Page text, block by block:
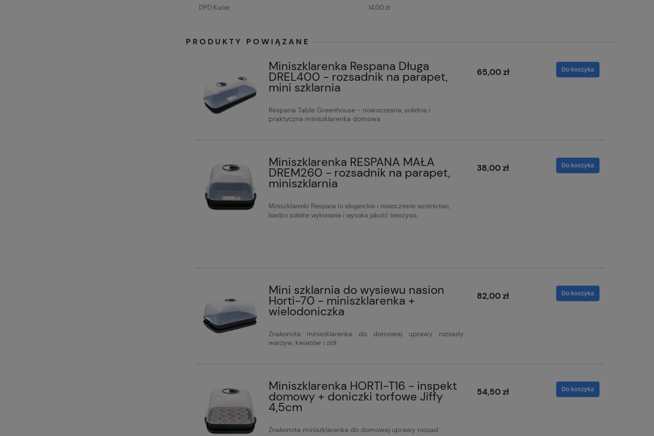
DPD Kurier 14,00 zł
PRODUKTY POWIĄZANE
Miniszklarenka Respana Długa
DREL400 - rozsadnik na parapet,
mini szklarnia
Respana Table Greenhouse - nowoczesna, solidna i
praktyczna miniszklarenka domowa
65,00 zł Do koszyka
Miniszklarenka RESPANA MAŁA
DREM260 - rozsadnik na parapet,
miniszklarnia
Miniszklarenki Respana to eleganckie i nowoczesne wzornictwo,
bardzo solidne wykonanie i wysoka jakość tworzywa.
38,00 zł Do koszyka
Mini szklarnia do wysiewu nasion
Horti-70 - miniszklarenka +
wielodoniczka
Znakomita miniszklarenka do domowej uprawy rozsady
warzyw, kwiatów i ziół
82,00 zł Do koszyka
Miniszklarenka HORTI-T16 - inspekt
domowy + doniczki torfowe Jiffy
4,5cm
Znakomita miniszklarenka do domowej uprawy rozsad
54,50 zł Do koszyka